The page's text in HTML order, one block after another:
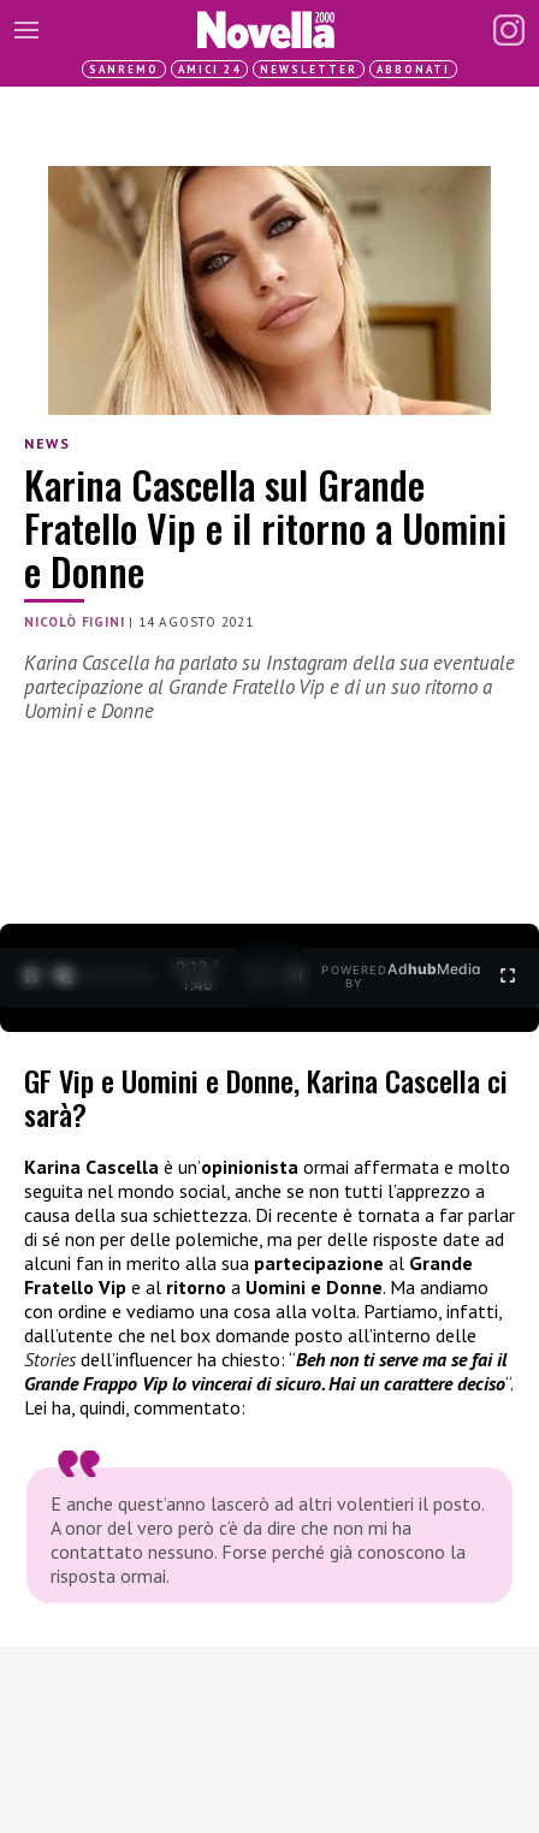
SANREMO AMICI 24 NEWSLETTER ABBONATI
NEWS
Karina Cascella sul Grande
Fratello Vip e il ritorno a Uomini
e Donne
NICOLÒ FIGINI | 14 AGOSTO 2021
Karina Cascella ha parlato su Instagram della sua eventuale
partecipazione al Grande Fratello Vip e di un suo ritorno a
Uomini e Donne
0:12 /
1:40
POWERED
BY
AdhubMedia
GF Vip e Uomini e Donne, Karina Cascella ci
sarà?
Karina Cascella è un’opinionista ormai affermata e molto
seguita nel mondo social, anche se non tutti l’apprezzo a
causa della sua schiettezza. Di recente è tornata a far parlar
di sé non per delle polemiche, ma per delle risposte date ad
alcuni fan in merito alla sua partecipazione al Grande
Fratello Vip e al ritorno a Uomini e Donne. Ma andiamo
con ordine e vediamo una cosa alla volta. Partiamo, infatti,
dall’utente che nel box domande posto all’interno delle
Stories dell’influencer ha chiesto: “Beh non ti serve ma se fai il
Grande Frappo Vip lo vincerai di sicuro. Hai un carattere deciso“.
Lei ha, quindi, commentato:
E anche quest’anno lascerò ad altri volentieri il posto.
A onor del vero però c’è da dire che non mi ha
contattato nessuno. Forse perché già conoscono la
risposta ormai.